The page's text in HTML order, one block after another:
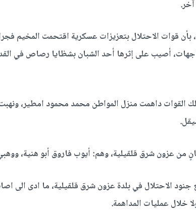
قوات الاحتلال بتعزيزات عسكرية اقتحمت المخيم
أصيب على إثرها أحد الشبان بشظايا رصاص في
القوات داهمت منزل المواطن محمد محمود امطير، ونهبت
من عزون شرق قلقيلية، وهم: أيوب فاروق أبو هنية،
الاحتلال في بلدة عزون شرق قلقيلية، ما ادى الى
خلال عمليات المداهمة.